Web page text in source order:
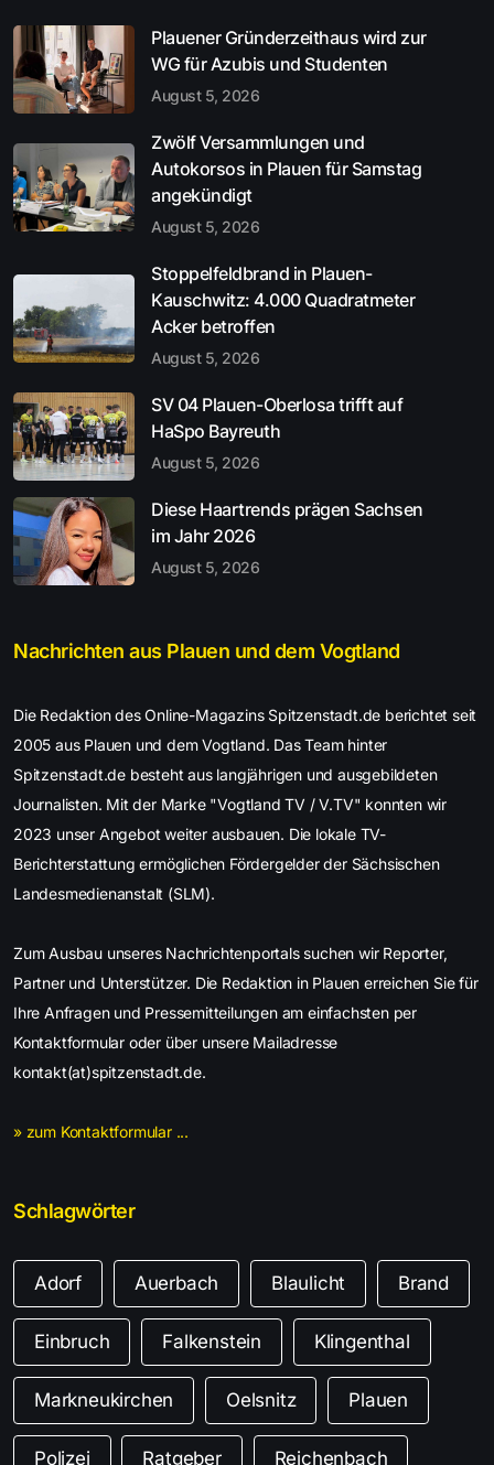
Plauener Gründerzeithaus wird zur
WG für Azubis und Studenten
August 5, 2026
Zwölf Versammlungen und
Autokorsos in Plauen für Samstag
angekündigt
August 5, 2026
Stoppelfeldbrand in Plauen-
Kauschwitz: 4.000 Quadratmeter
Acker betroffen
August 5, 2026
SV 04 Plauen-Oberlosa trifft auf
HaSpo Bayreuth
August 5, 2026
Diese Haartrends prägen Sachsen
im Jahr 2026
August 5, 2026
Nachrichten aus Plauen und dem Vogtland
Die Redaktion des Online-Magazins Spitzenstadt.de berichtet seit
2005 aus Plauen und dem Vogtland. Das Team hinter
Spitzenstadt.de besteht aus langjährigen und ausgebildeten
Journalisten. Mit der Marke "Vogtland TV / V.TV" konnten wir
2023 unser Angebot weiter ausbauen. Die lokale TV-
Berichterstattung ermöglichen Fördergelder der Sächsischen
Landesmedienanstalt (SLM).
Zum Ausbau unseres Nachrichtenportals suchen wir Reporter,
Partner und Unterstützer. Die Redaktion in Plauen erreichen Sie für
Ihre Anfragen und Pressemitteilungen am einfachsten per
Kontaktformular oder über unsere Mailadresse
kontakt(at)spitzenstadt.de.
» zum Kontaktformular ...
Schlagwörter
Adorf Auerbach Blaulicht Brand
Einbruch Falkenstein Klingenthal
Markneukirchen Oelsnitz Plauen
Polizei Ratgeber Reichenbach